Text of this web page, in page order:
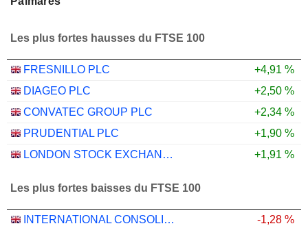
Les plus fortes hausses du FTSE 100
FRESNILLO PLC
+4,91 %
DIAGEO PLC
+2,50 %
CONVATEC GROUP PLC
+2,34 %
PRUDENTIAL PLC
+1,90 %
LONDON STOCK EXCHANGE GROUP PLC
+1,91 %
Les plus fortes baisses du FTSE 100
INTERNATIONAL CONSOLIDATED AIRLINES GROUP, S.A.
-1,28 %